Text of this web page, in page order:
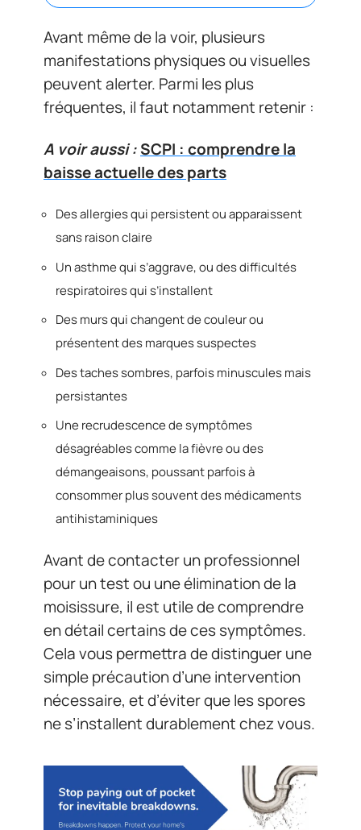
Avant même de la voir, plusieurs
manifestations physiques ou visuelles
peuvent alerter. Parmi les plus
fréquentes, il faut notamment retenir :
A voir aussi :SCPI : comprendre la
baisse actuelle des parts
Des allergies qui persistent ou apparaissent
sans raison claire
Un asthme qui s’aggrave, ou des difficultés
respiratoires qui s’installent
Des murs qui changent de couleur ou
présentent des marques suspectes
Des taches sombres, parfois minuscules mais
persistantes
Une recrudescence de symptômes
désagréables comme la fièvre ou des
démangeaisons, poussant parfois à
consommer plus souvent des médicaments
antihistaminiques
Avant de contacter un professionnel
pour un test ou une élimination de la
moisissure, il est utile de comprendre
en détail certains de ces symptômes.
Cela vous permettra de distinguer une
simple précaution d’une intervention
nécessaire, et d’éviter que les spores
ne s’installent durablement chez vous.